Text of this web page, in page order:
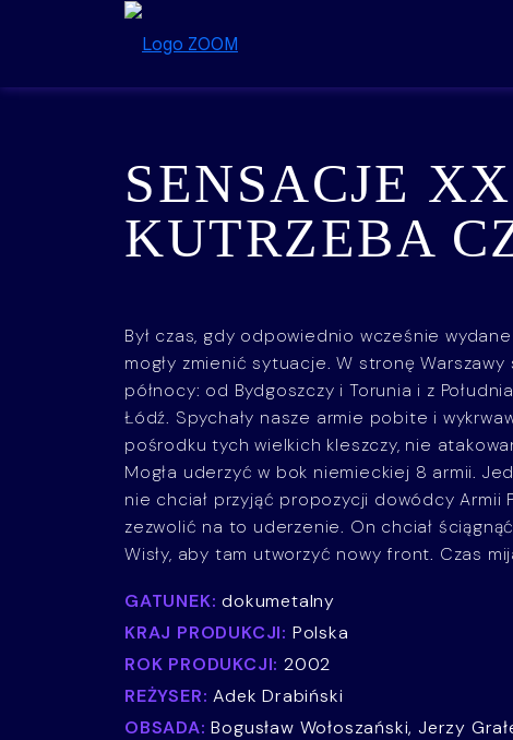
Przejdź do treści
SENSACJE
KUTRZEBA
Był czas, gdy odpowiednio wcześnie
mogły zmienić sytuacje. W stronę Warszawy
północy: od Bydgoszczy i Torunia i z
Łódź. Spychały nasze armie pobite i
pośrodku tych wielkich kleszczy, nie
Mogła uderzyć w bok niemieckiej 8 armii.
nie chciał przyjąć propozycji dowódcy Armii
zezwolić na to uderzenie. On chciał
Wisły, aby tam utworzyć nowy front. Czas
GATUNEK: dokumetalny
KRAJ PRODUKCJI: Polska
ROK PRODUKCJI: 2002
REŻYSER: Adek Drabiński
OBSADA: Bogusław Wołoszański, Jerzy